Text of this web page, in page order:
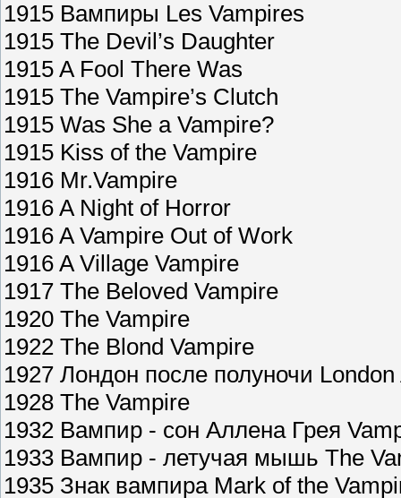
1915 Вампиры Les Vampires
1915 The Devil’s Daughter
1915 A Fool There Was
1915 The Vampire’s Clutch
1915 Was She a Vampire?
1915 Kiss of the Vampire
1916 Mr.Vampire
1916 A Night of Horror
1916 A Vampire Out of Work
1916 A Village Vampire
1917 The Beloved Vampire
1920 The Vampire
1922 The Blond Vampire
1927 Лондон после полуночи
1928 The Vampire
1932 Вампир - сон Аллена Грея
1933 Вампир - летучая мышь The
1935 Знак вампира Mark of the